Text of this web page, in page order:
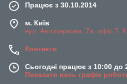
Працює з 30.10.2014
м. Київ
вул. Автопаркова, 7а, офіс 7,
Контакти
Сьогодні працює з 10:00 до
Показати весь графік